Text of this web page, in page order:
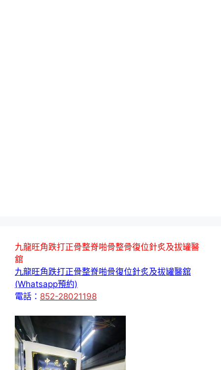
九龍旺角跌打正骨整脊啪骨整骨復位針炙及拔罐醫
舘
九龍旺角跌打正骨整脊啪骨復位針炙及拔罐醫舘
(Whatsapp預約)
電話： 852-28021198